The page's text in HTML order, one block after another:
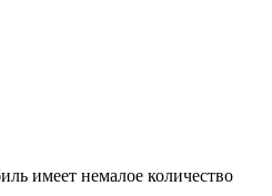
имеет немалое количество